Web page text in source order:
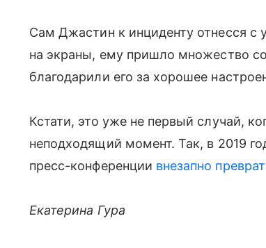
Сам Джастин к инциденту отнесся
на экраны, ему пришло множество
благодарили его за хорошее
Кстати, это уже не первый случай,
неподходящий момент. Так, в 2019
пресс-конференции внезапно
Екатерина Гура